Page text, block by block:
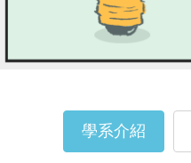
學系介紹